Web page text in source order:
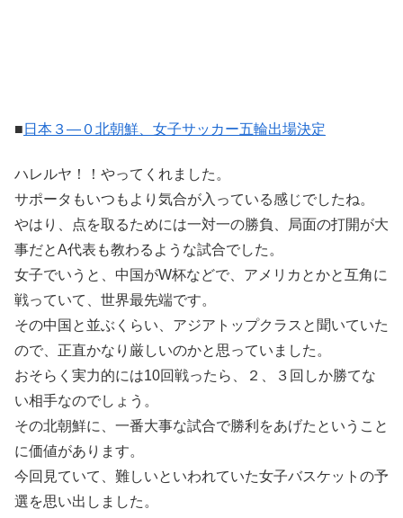
■ 日本３―０北朝鮮、女子サッカー五輪出場決定
ハレルヤ！！やってくれました。
サポータもいつもより気合が入っている感じでしたね。
やはり、点を取るためには一対一の勝負、局面の打開が大
事だとA代表も教わるような試合でした。
女子でいうと、中国がW杯などで、アメリカとかと互角に
戦っていて、世界最先端です。
その中国と並ぶくらい、アジアトップクラスと聞いていた
ので、正直かなり厳しいのかと思っていました。
おそらく実力的には10回戦ったら、２、３回しか勝てな
い相手なのでしょう。
その北朝鮮に、一番大事な試合で勝利をあげたということ
に価値があります。
今回見ていて、難しいといわれていた女子バスケットの予
選を思い出しました。